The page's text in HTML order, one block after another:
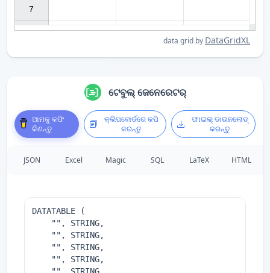
7
data grid by DataGridXL
ଟେବୁଲ୍ ଜେନେରେଟର୍
ଆମକୁ କଫି
କିଣନ୍ତୁ
କ୍ଲିପବୋର୍ଡରେ କପି
କରନ୍ତୁ
ଫାଇଲ୍ ଡାଉନଲୋଡ୍
କରନ୍ତୁ
JSON Excel Magic SQL LaTeX HTML